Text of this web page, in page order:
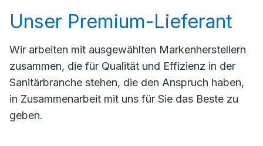
Unser Premium-Lieferant
Wir arbeiten mit ausgewählten Markenherstellern
zusammen, die für Qualität und Effizienz in der
Sanitärbranche stehen, die den Anspruch haben,
in Zusammenarbeit mit uns für Sie das Beste zu
geben.